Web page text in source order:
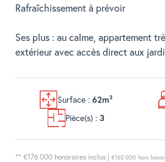
Rafraîchissement à prévoir
Ses plus : au calme, appartement
extérieur avec accès direct aux
Surface :62m²
Pièce(s) :3
** €176 000 honoraires inclus | €165 000 hors